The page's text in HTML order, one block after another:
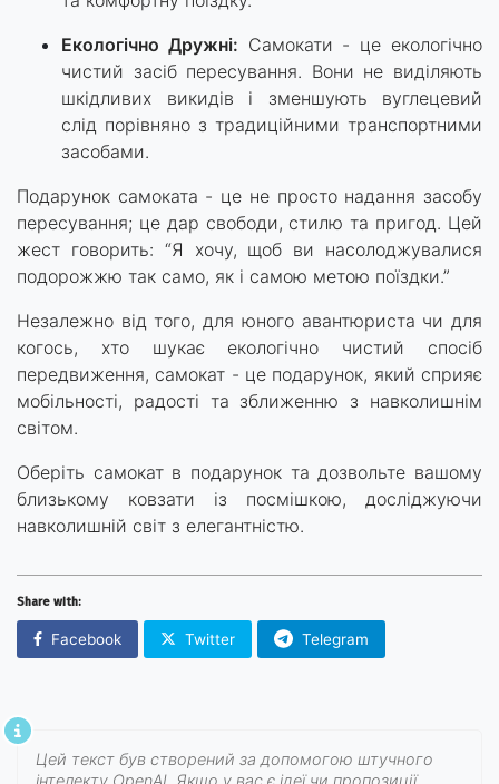
Екологічно Дружні: Самокати - це екологічно
чистий засіб пересування. Вони не виділяють
шкідливих викидів і зменшують вуглецевий
слід порівняно з традиційними транспортними
засобами.
Подарунок самоката - це не просто надання засобу
пересування; це дар свободи, стилю та пригод. Цей
жест говорить: “Я хочу, щоб ви насолоджувалися
подорожжю так само, як і самою метою поїздки.”
Незалежно від того, для юного авантюриста чи для
когось, хто шукає екологічно чистий спосіб
передвиження, самокат - це подарунок, який сприяє
мобільності, радості та зближенню з навколишнім
світом.
Оберіть самокат в подарунок та дозвольте вашому
близькому ковзати із посмішкою, досліджуючи
навколишній світ з елегантністю.
Share with:
Facebook Twitter Telegram
Цей текст був створений за допомогою штучного
інтелекту OpenAI. Якщо у вас є ідеї чи пропозиції